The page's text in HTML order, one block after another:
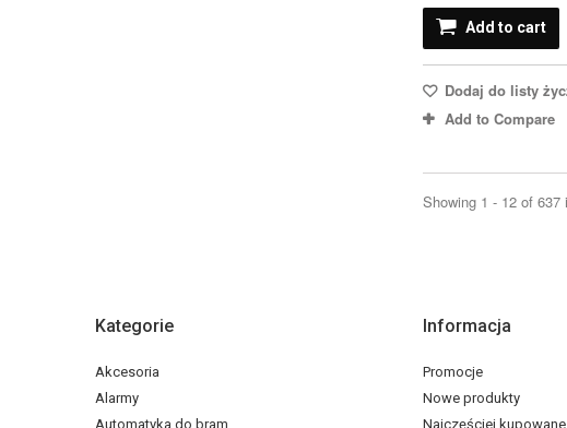
Add to cart
Dodaj do listy
Add to Compare
Showing 1 - 12 of 637
Kategorie
Akcesoria
Alarmy
Automatyka do bram
Informacja
Promocje
Nowe produkty
Najczęściej kupowane